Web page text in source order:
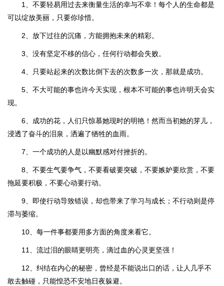
1、不要轻易用过去来衡量生活的幸与不幸！每个人的生命都是
可以绽放美丽，只要你珍惜。
2、放下过往的沉痛，方能拥抱未来的精彩。
3、没有坚定不移的信心，任何行动都会失败。
4、只要站起来的次数比倒下去的次数多一次，那就是成功。
5、不大可能的事也许今天实现，根本不可能的事也许明天会实
现。
6、成功的花，人们只惊慕她现时的明艳！然而当初她的芽儿，
浸透了奋斗的泪泉，洒遍了牺牲的血雨。
7、一个成功的人是以幽默感对付挫折的。
8、不要生气要争气，不要看破要突破，不要嫉妒要欣赏，不要
拖延要积极，不要心动要行动。
9、即使行动导致错误，却也带来了学习与成长；不行动则是停
滞与萎缩。
10、每一件事都要用多方面的角度来看它。
11、流过泪的眼睛更明亮，滴过血的心灵更坚强！
12、纠结在内心的秘密，曾经是不能说出口的话，让人几乎不
敢去触碰，只能惶恐不安地日夜躲避。